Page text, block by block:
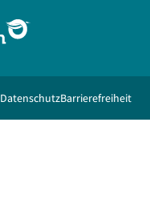
DatenschutzBarrierefreiheit